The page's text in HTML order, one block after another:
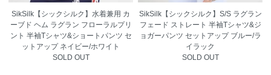
SikSilk【シックシルク】水着兼用 カ
ーブド ヘム ラグラン フローラルプリ
ント 半袖Tシャツ&ショートパンツ セ
ットアップ ネイビー/ホワイト
SOLD OUT
SikSilk【シックシルク】S/S ラグラン
フェード ストレート 半袖Tシャツ&ジ
ョガーパンツ セットアップ ブルー/ラ
イラック
SOLD OUT